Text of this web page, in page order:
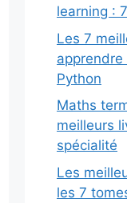
learning :
Les 7
Python
Maths
meilleurs
spécialité
Les
les 7